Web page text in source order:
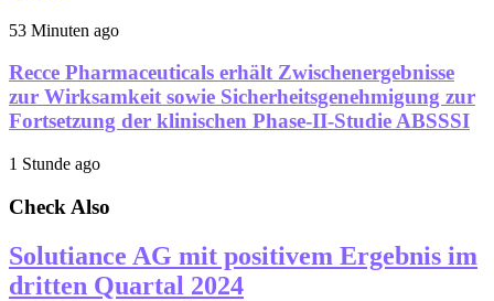
53 Minuten ago
Recce Pharmaceuticals erhält Zwischenergebnisse
zur Wirksamkeit sowie Sicherheitsgenehmigung zur
Fortsetzung der klinischen Phase-II-Studie ABSSSI
1 Stunde ago
Check Also
Solutiance AG mit positivem Ergebnis im
dritten Quartal 2024